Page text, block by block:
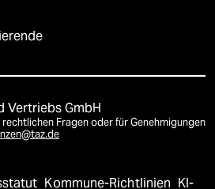
Vertriebs GmbH
Fragen oder für Genehmigungen
Kommune-Richtlinien KI-